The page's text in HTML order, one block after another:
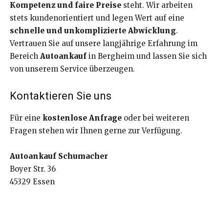
Kompetenz und faire Preise steht. Wir arbeiten
stets kundenorientiert und legen Wert auf eine
schnelle und unkomplizierte Abwicklung.
Vertrauen Sie auf unsere langjährige Erfahrung im
Bereich Autoankauf in Bergheim und lassen Sie sich
von unserem Service überzeugen.
Kontaktieren Sie uns
Für eine kostenlose Anfrage oder bei weiteren
Fragen stehen wir Ihnen gerne zur Verfügung.
Autoankauf Schumacher
Boyer Str. 36
45329 Essen